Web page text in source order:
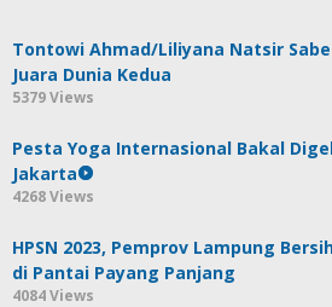
Tontowi Ahmad/Liliyana Natsir
Juara Dunia Kedua
5379 Views
Pesta Yoga Internasional Bakal
Jakarta
4268 Views
HPSN 2023, Pemprov Lampung
di Pantai Payang Panjang
4084 Views